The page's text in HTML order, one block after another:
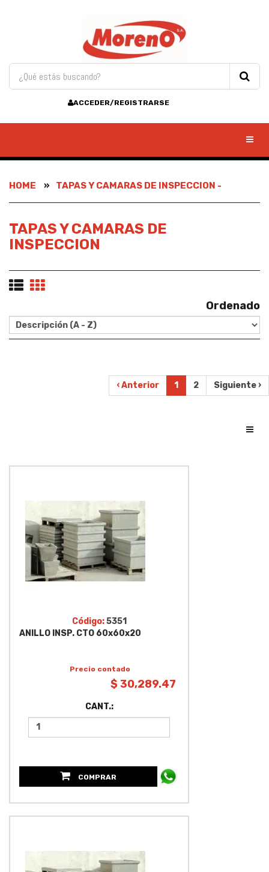
ACCEDER/REGISTRARSE
HOME TAPAS Y CAMARAS DE INSPECCION -
TAPAS Y CAMARAS DE
INSPECCION
Ordenado
‹ Anterior 1 2 Siguiente ›
Código:5351
ANILLO INSP. CTO 60x60x20
Precio contado
$ 30,289.47
CANT.:
COMPRAR